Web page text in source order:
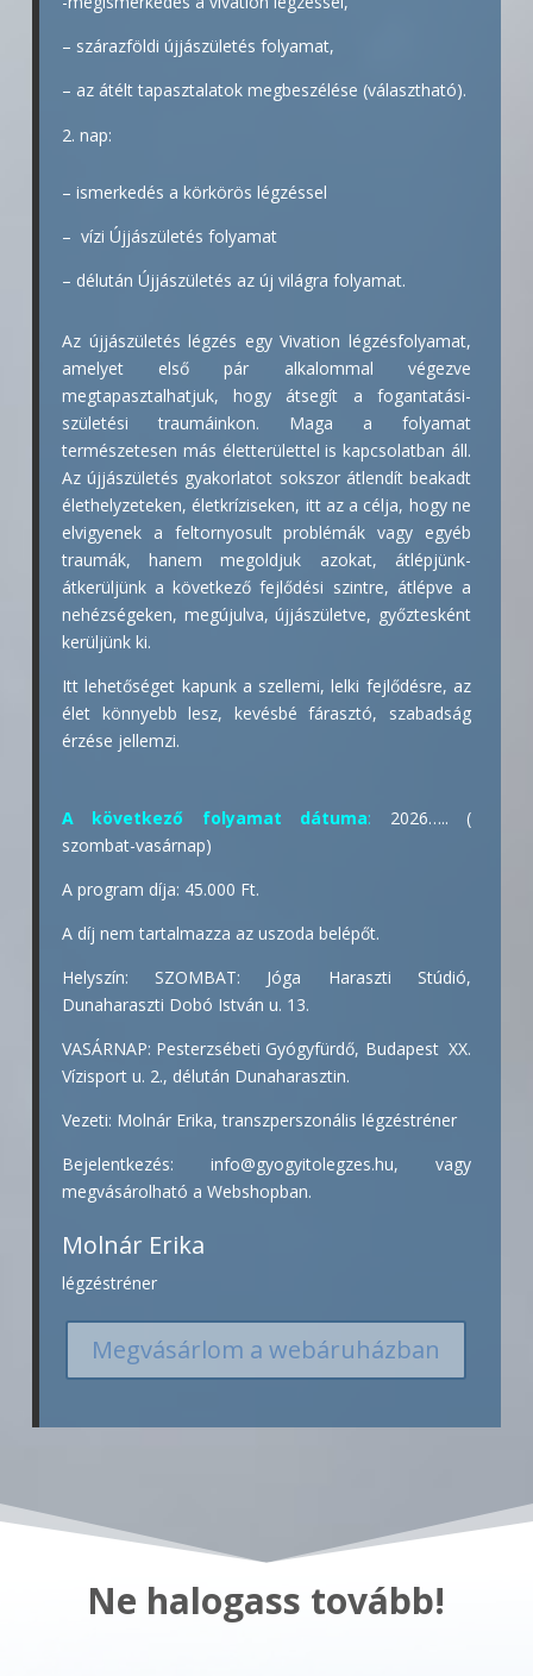
– szárazföldi újjászületés folyamat,
– az átélt tapasztalatok megbeszélése (választható).
nap:
– ismerkedés a körkörös légzéssel
– vízi Újjászületés folyamat
– délután Újjászületés az új világra folyamat.
Az újjászületés légzés egy Vivation légzésfolyamat,
amelyet első pár alkalommal végezve
megtapasztalhatjuk, hogy átsegít a fogantatási-
születési traumáinkon. Maga a folyamat
természetesen más életterülettel is kapcsolatban áll.
Az újjászületés gyakorlatot sokszor átlendít beakadt
élethelyzeteken, életkríziseken, itt az a célja, hogy ne
elvigyenek a feltornyosult problémák vagy egyéb
traumák, hanem megoldjuk azokat, átlépjünk-
átkerüljünk a következő fejlődési szintre, átlépve a
nehézségeken, megújulva, újjászületve, győztesként
kerüljünk ki.
Itt lehetőséget kapunk a szellemi, lelki fejlődésre, az
élet könnyebb lesz, kevésbé fárasztó, szabadság
érzése jellemzi.
A következő folyamat dátuma: 2026….. (
szombat-vasárnap)
A program díja: 45.000 Ft.
A díj nem tartalmazza az uszoda belépőt.
Helyszín: SZOMBAT: Jóga Haraszti Stúdió,
Dunaharaszti Dobó István u. 13.
VASÁRNAP: Pesterzsébeti Gyógyfürdő, Budapest XX.
Vízisport u. 2., délután Dunaharasztin.
Vezeti: Molnár Erika, transzperszonális légzéstréner
Bejelentkezés: info@gyogyitolegzes.hu, vagy
megvásárolható a Webshopban.
Molnár Erika
légzéstréner
Megvásárlom a webáruházban
Ne halogass tovább!